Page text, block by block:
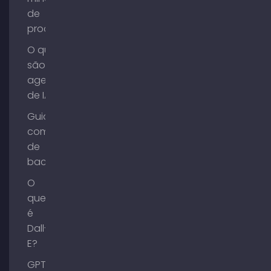
de
processos?
O que
são
agentes
de IA?
Guia de
compra
de
backlinks
O
que
é
Dall-
E?
GPT-